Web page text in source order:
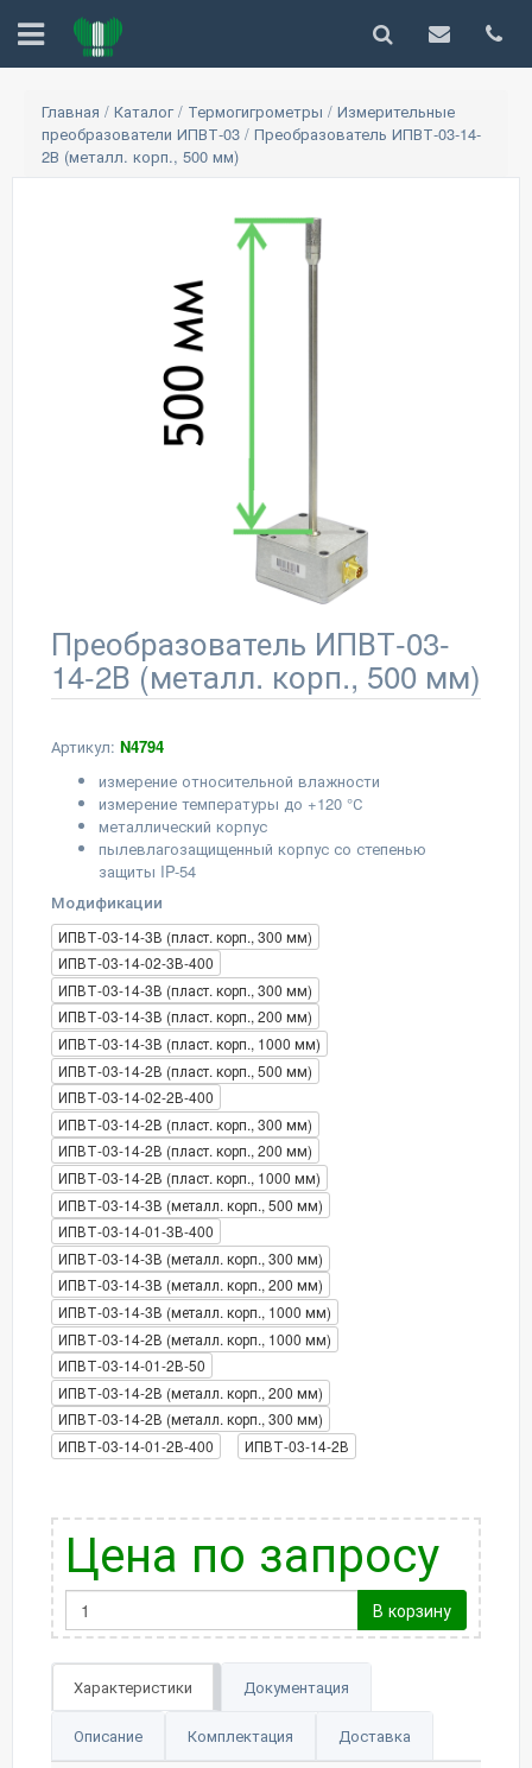
Главная / Каталог/ Термогигрометры / Измерительные
преобразователи ИПВТ-03 / Преобразователь ИПВТ-03-14-
2В (металл. корп., 500 мм)
Преобразователь ИПВТ-03-
14-2В (металл. корп., 500 мм)
Артикул: N4794
измерение относительной влажности
измерение температуры до +120 °С
металлический корпус
пылевлагозащищенный корпус со степенью
защиты IP-54
Модификации
ИПВТ-03-14-3В (пласт. корп., 300 мм)
ИПВТ-03-14-02-3В-400
ИПВТ-03-14-3В (пласт. корп., 300 мм)
ИПВТ-03-14-3В (пласт. корп., 200 мм)
ИПВТ-03-14-3В (пласт. корп., 1000 мм)
ИПВТ-03-14-2В (пласт. корп., 500 мм)
ИПВТ-03-14-02-2В-400
ИПВТ-03-14-2В (пласт. корп., 300 мм)
ИПВТ-03-14-2В (пласт. корп., 200 мм)
ИПВТ-03-14-2В (пласт. корп., 1000 мм)
ИПВТ-03-14-3В (металл. корп., 500 мм)
ИПВТ-03-14-01-3В-400
ИПВТ-03-14-3В (металл. корп., 300 мм)
ИПВТ-03-14-3В (металл. корп., 200 мм)
ИПВТ-03-14-3В (металл. корп., 1000 мм)
ИПВТ-03-14-2В (металл. корп., 1000 мм)
ИПВТ-03-14-01-2В-50
ИПВТ-03-14-2В (металл. корп., 200 мм)
ИПВТ-03-14-2В (металл. корп., 300 мм)
ИПВТ-03-14-01-2В-400
ИПВТ-03-14-2В
Цена по запросу
В корзину
Характеристики Документация
Описание Комплектация Доставка